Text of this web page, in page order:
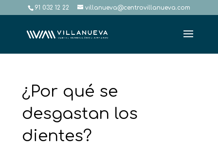
91 032 12 22 villanueva@centrovillanueva.com
¿Por qué se
desgastan los
dientes?